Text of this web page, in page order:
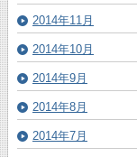
2014年11月
2014年10月
2014年9月
2014年8月
2014年7月